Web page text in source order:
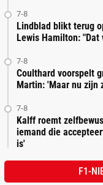
7-8
Lindblad blikt terug
Lewis Hamilton: "Dat
7-8
Coulthard voorspelt
Martin: 'Maar nu zijn
7-8
Kalff roemt
iemand die
is'
F1-